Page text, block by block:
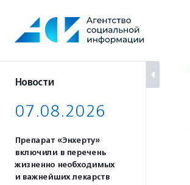
содержанию
Новости
07.08.2026
Препарат «Энхерту»
включили в перечень
жизненно необходимых
и важнейших лекарств